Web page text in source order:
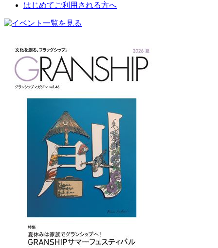
はじめてご利用される方へ